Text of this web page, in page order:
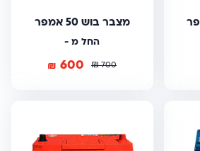
מצבר בוש 50 אמפר
החל מ -
700
₪
600
₪